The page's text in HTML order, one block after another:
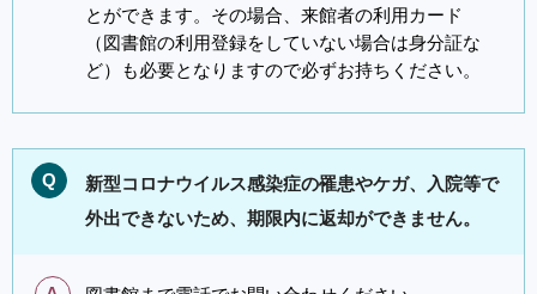
とができます。その場合、来館者の利用カード
（図書館の利用登録をしていない場合は身分証な
ど）も必要となりますので必ずお持ちください。
Q
新型コロナウイルス感染症の罹患やケガ、入院等で
外出できないため、期限内に返却ができません。